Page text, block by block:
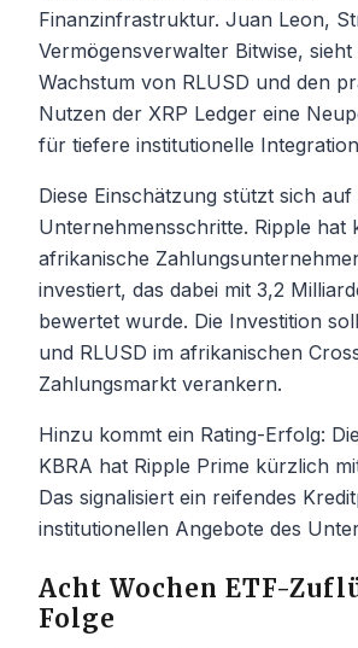
Finanzinfrastruktur. Juan Leon,
Vermögensverwalter Bitwise,
Wachstum von RLUSD und den
Nutzen der XRP Ledger eine
für tiefere institutionelle
Diese Einschätzung stützt sich
Unternehmensschritte. Ripple hat
afrikanische
investiert, das dabei mit 3,2
bewertet wurde. Die Investition
und RLUSD im afrikanischen
Zahlungsmarkt verankern.
Hinzu kommt ein Rating-Erfolg:
KBRA hat Ripple Prime kürzlich
Das signalisiert ein reifendes
institutionellen Angebote des
Acht Wochen ETF-
Folge